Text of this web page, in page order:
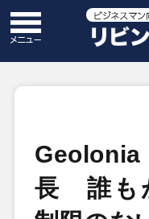
長 誰も